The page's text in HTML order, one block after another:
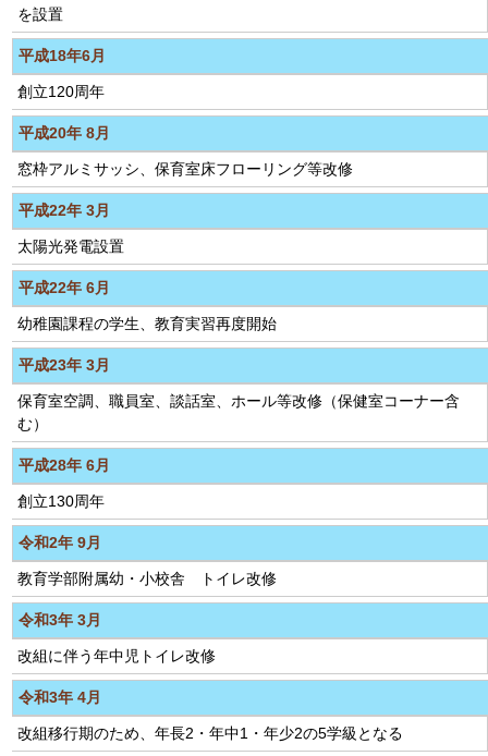
を設置
平成18年6月
創立120周年
平成20年 8月
窓枠アルミサッシ、保育室床フローリング等改修
平成22年 3月
太陽光発電設置
平成22年 6月
幼稚園課程の学生、教育実習再度開始
平成23年 3月
保育室空調、職員室、談話室、ホール等改修（保健室コーナー含
む）
平成28年 6月
創立130周年
令和2年 9月
教育学部附属幼・小校舎 トイレ改修
令和3年 3月
改組に伴う年中児トイレ改修
令和3年 4月
改組移行期のため、年長2・年中1・年少2の5学級となる